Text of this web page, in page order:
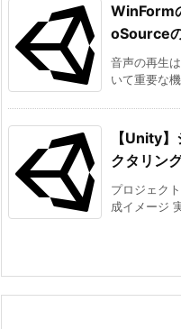
WinForm
oSource
音声の再生
いて重要な
【Unity
クタリン
プロジェク
成イメージ